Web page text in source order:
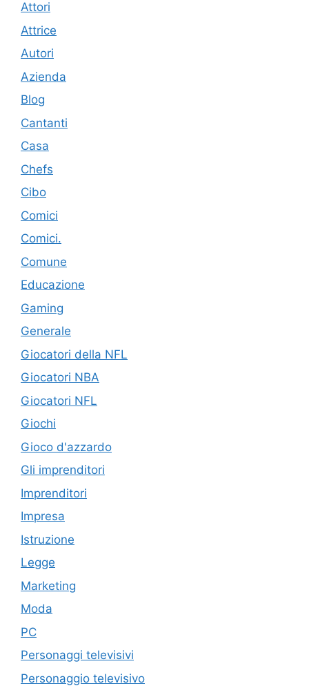
Attori
Attrice
Autori
Azienda
Blog
Cantanti
Casa
Chefs
Cibo
Comici
Comici.
Comune
Educazione
Gaming
Generale
Giocatori della NFL
Giocatori NBA
Giocatori NFL
Giochi
Gioco d'azzardo
Gli imprenditori
Imprenditori
Impresa
Istruzione
Legge
Marketing
Moda
PC
Personaggi televisivi
Personaggio televisivo